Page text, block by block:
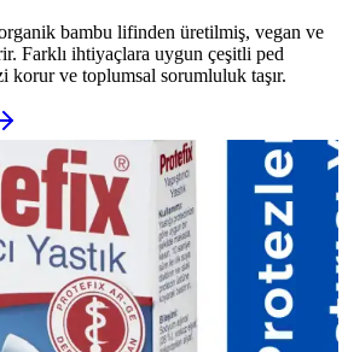
bambu lifinden üretilmiş, vegan ve
Farklı ihtiyaçlara uygun çeşitli ped
korur ve toplumsal sorumluluk taşır.